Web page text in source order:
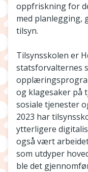
oppfriskning for
med planlegging,
tilsyn.
Tilsynsskolen er
statsforvalternes
og klagesaker på
sosiale tjenester
2023 har
ytterligere
også vært
som utdyper
ble det